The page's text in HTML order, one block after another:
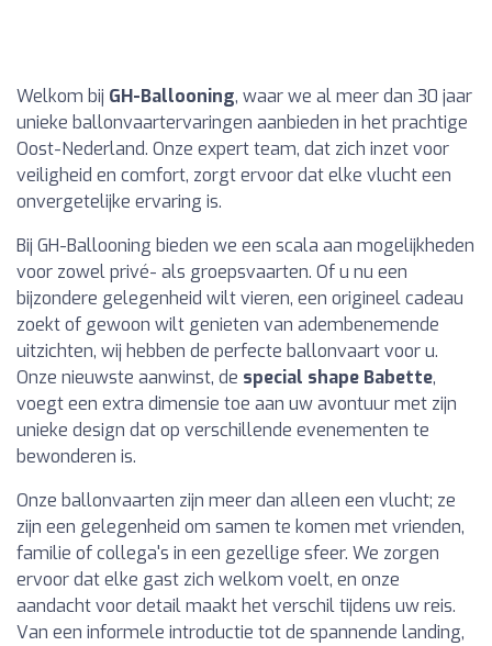
Welkom bij GH-Ballooning, waar we al meer dan 30 jaar
unieke ballonvaartervaringen aanbieden in het prachtige
Oost-Nederland. Onze expert team, dat zich inzet voor
veiligheid en comfort, zorgt ervoor dat elke vlucht een
onvergetelijke ervaring is.
Bij GH-Ballooning bieden we een scala aan mogelijkheden
voor zowel privé- als groepsvaarten. Of u nu een
bijzondere gelegenheid wilt vieren, een origineel cadeau
zoekt of gewoon wilt genieten van adembenemende
uitzichten, wij hebben de perfecte ballonvaart voor u.
Onze nieuwste aanwinst, de special shape Babette,
voegt een extra dimensie toe aan uw avontuur met zijn
unieke design dat op verschillende evenementen te
bewonderen is.
Onze ballonvaarten zijn meer dan alleen een vlucht; ze
zijn een gelegenheid om samen te komen met vrienden,
familie of collega's in een gezellige sfeer. We zorgen
ervoor dat elke gast zich welkom voelt, en onze
aandacht voor detail maakt het verschil tijdens uw reis.
Van een informele introductie tot de spannende landing,